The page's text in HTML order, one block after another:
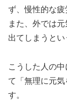
ず、慢性的な疲
また、外では
出てしまうとい
こうした人の
て「無理に元
す。